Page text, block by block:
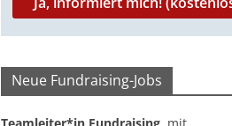
Neue Fundraising-Jobs